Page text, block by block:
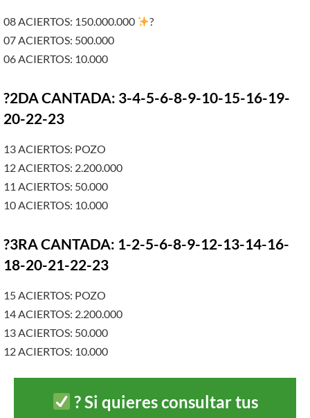
08 ACIERTOS: 150.000.000
?
07 ACIERTOS: 500.000
06 ACIERTOS: 10.000
?2DA CANTADA: 3-4-5-6-8-9-10-15-16-19-
20-22-23
13 ACIERTOS: POZO
12 ACIERTOS: 2.200.000
11 ACIERTOS: 50.000
10 ACIERTOS: 10.000
?3RA CANTADA: 1-2-5-6-8-9-12-13-14-16-
18-20-21-22-23
15 ACIERTOS: POZO
14 ACIERTOS: 2.200.000
13 ACIERTOS: 50.000
12 ACIERTOS: 10.000
?Si quieres consultar tus